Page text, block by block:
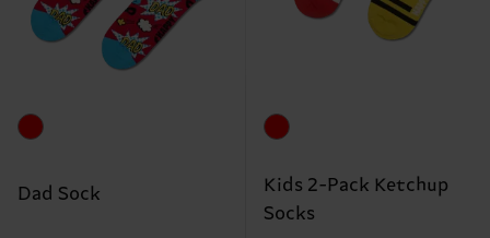
Dad Sock
Kids 2-Pack Ketchup
Socks